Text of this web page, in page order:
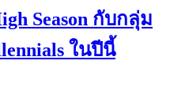
Season กับกลุ่ม
ในปีนี้